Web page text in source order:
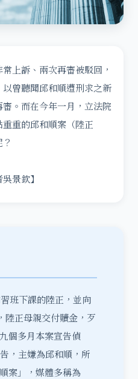
上訴、兩次再審被駁回，
曾聽聞邱和順遭刑求之新
。而在今年一月，立法院
重的邱和順案（陸正
景欽】
班下課的陸正，並向
陸正母親交付贖金，歹
個多月本案宣告偵
，主嫌為邱和順，所
案」，媒體多稱為